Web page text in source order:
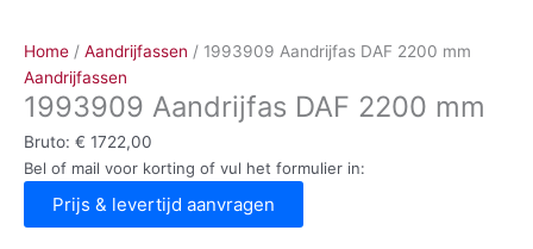
Home / Aandrijfassen / 1993909 Aandrijfas DAF 2200 mm
Aandrijfassen
1993909 Aandrijfas DAF 2200 mm
Bruto: € 1722,00
Bel of mail voor korting of vul het formulier in:
Prijs & levertijd aanvragen